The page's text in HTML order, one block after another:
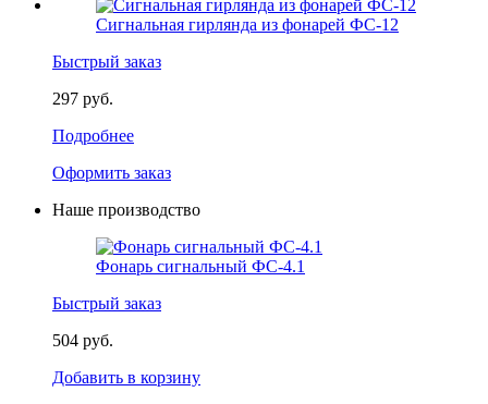
Сигнальная гирлянда из фонарей ФС-12
Быстрый заказ
297 руб.
Подробнее
Оформить заказ
Наше производство
Фонарь сигнальный ФС-4.1
Быстрый заказ
504 руб.
Добавить в корзину